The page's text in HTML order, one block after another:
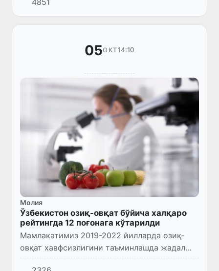
2023 рейтинг натижаларини эълон қилди
4851
05ОКТ14:10
Молия
Ўзбекистон озиқ-овқат бўйича халқаро
рейтингда 12 поғонага кўтарилди
Мамлакатимиз 2019-2022 йилларда озиқ-
овқат хавфсизлигини таъминлашда жадал
ривожланишга эришган 10 та давлат орасида